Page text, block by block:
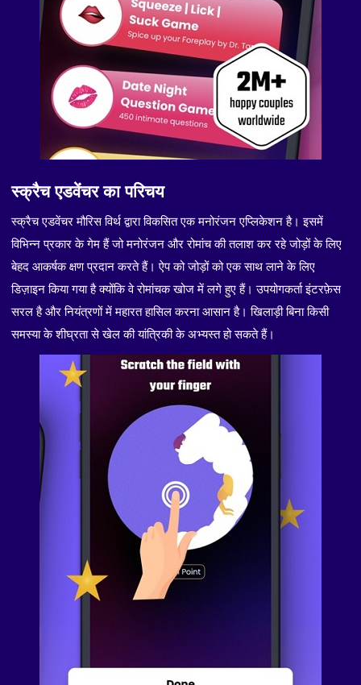
स्क्रैच एडवेंचर का परिचय
स्क्रैच एडवेंचर मौरिस विर्थ द्वारा विकसित एक मनोरंजन एप्लिकेशन है। इसमें
विभिन्न प्रकार के गेम हैं जो मनोरंजन और रोमांच की तलाश कर रहे जोड़ों के लिए
बेहद आकर्षक क्षण प्रदान करते हैं। ऐप को जोड़ों को एक साथ लाने के लिए
डिज़ाइन किया गया है क्योंकि वे रोमांचक खोज में लगे हुए हैं। उपयोगकर्ता इंटरफ़ेस
सरल है और नियंत्रणों में महारत हासिल करना आसान है। खिलाड़ी बिना किसी
समस्या के शीघ्रता से खेल की यांत्रिकी के अभ्यस्त हो सकते हैं।